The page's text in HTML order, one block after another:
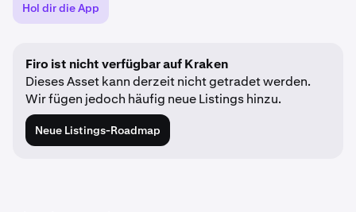
Hol dir die App
Firo ist nicht verfügbar auf Kraken
Dieses Asset kann derzeit nicht getradet werden.
Wir fügen jedoch häufig neue Listings hinzu.
Neue Listings-Roadmap